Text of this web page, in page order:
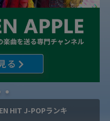
HIT J-POPランキ